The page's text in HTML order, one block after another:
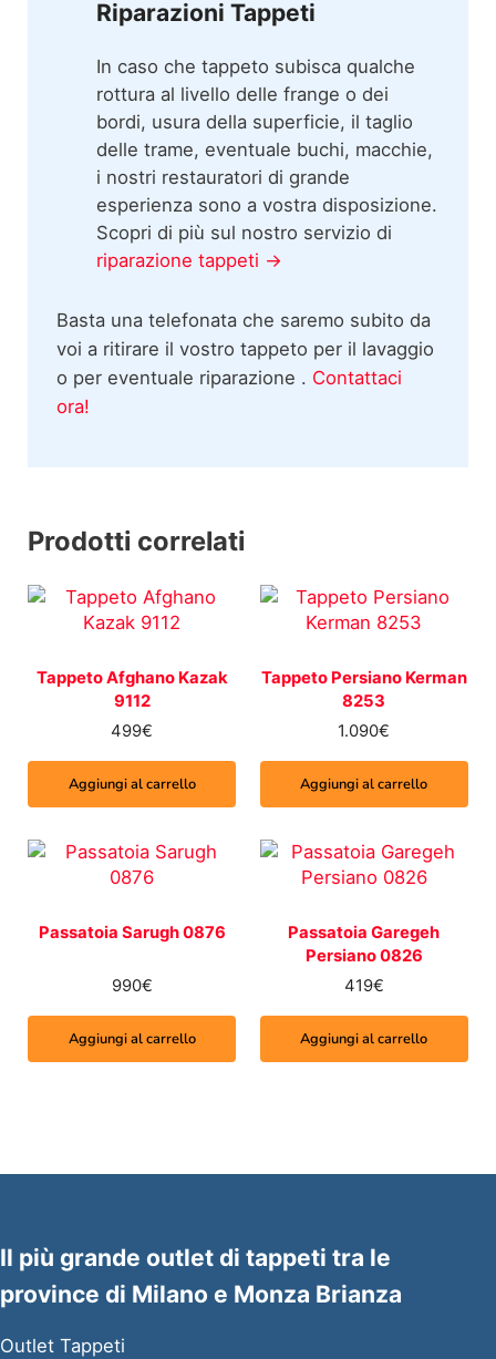
Riparazioni Tappeti
In caso che tappeto subisca qualche
rottura al livello delle frange o dei
bordi, usura della superficie, il taglio
delle trame, eventuale buchi, macchie,
i nostri restauratori di grande
esperienza sono a vostra disposizione.
Scopri di più sul nostro servizio di
riparazione tappeti →
Basta una telefonata che saremo subito da
voi a ritirare il vostro tappeto per il lavaggio
o per eventuale riparazione . Contattaci
ora!
Prodotti correlati
Tappeto Afghano Kazak
9112
499€
Aggiungi al carrello
Tappeto Persiano Kerman
8253
1.090€
Aggiungi al carrello
Passatoia Sarugh 0876
990€
Aggiungi al carrello
Passatoia Garegeh
Persiano 0826
419€
Aggiungi al carrello
Il più grande outlet di tappeti tra le
province di Milano e Monza Brianza
Outlet Tappeti